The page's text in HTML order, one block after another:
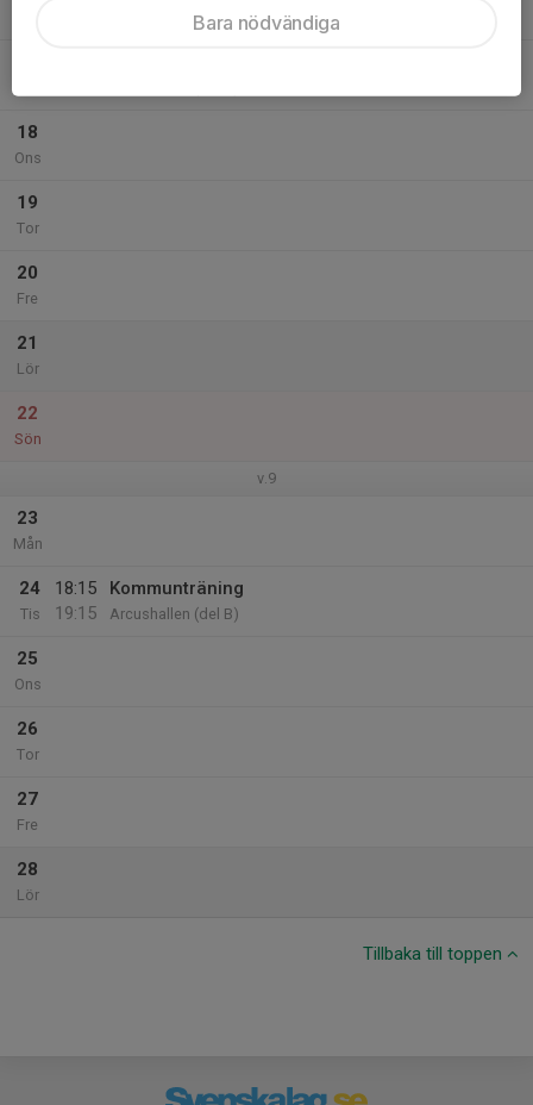
18
Ons
19
Tor
20
Fre
21
Lör
22
Sön
v.9
23
Mån
24
Tis
18:15
19:15
Kommunträning
Arcushallen (del B)
25
Ons
26
Tor
27
Fre
28
Lör
Tillbaka till toppen
Bara nödvändiga